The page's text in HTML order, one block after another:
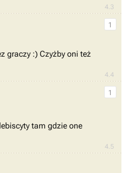
4.3
4.4
1
graczy :) Czyżby oni też
4.5
1
tam gdzie one